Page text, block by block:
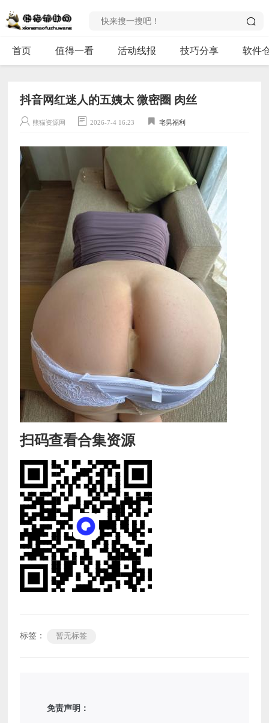
首页 值得一看 活动线报 技巧分享 软件
抖音网红迷人的五姨太 微密圈 肉丝
熊猫资源网 2026-7-4 16:23 宅男福利
扫码查看合集资源
标签： 暂无标签
免责声明：